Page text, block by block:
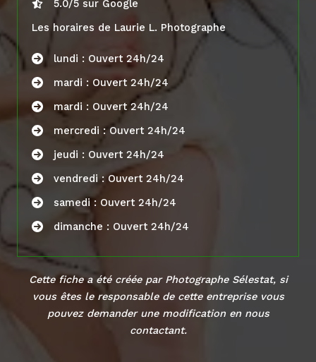
5.0/5 sur Google
Les horaires de Laurie L. Photographe
lundi : Ouvert 24h/24
mardi : Ouvert 24h/24
mardi : Ouvert 24h/24
mercredi : Ouvert 24h/24
jeudi : Ouvert 24h/24
vendredi : Ouvert 24h/24
samedi : Ouvert 24h/24
dimanche : Ouvert 24h/24
Cette fiche a été créée par Photographe Sélestat, si
vous êtes le responsable de cette entreprise vous
pouvez demander une modification en nous
contactant.